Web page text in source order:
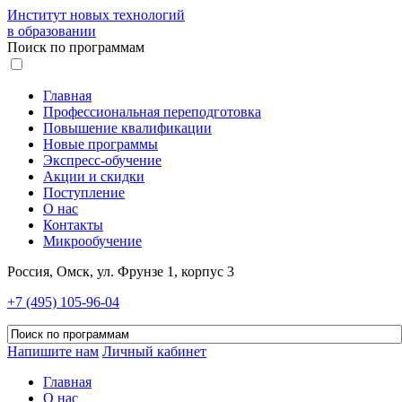
Институт новых технологий
в образовании
Поиск по программам
Главная
Профессиональная переподготовка
Повышение квалификации
Новые программы
Экспресс-обучение
Акции и скидки
Поступление
О нас
Контакты
Микрообучение
Россия, Омск, ул. Фрунзе 1, корпус 3
+7 (495) 105-96-04
Напишите нам Личный кабинет
Главная
О нас